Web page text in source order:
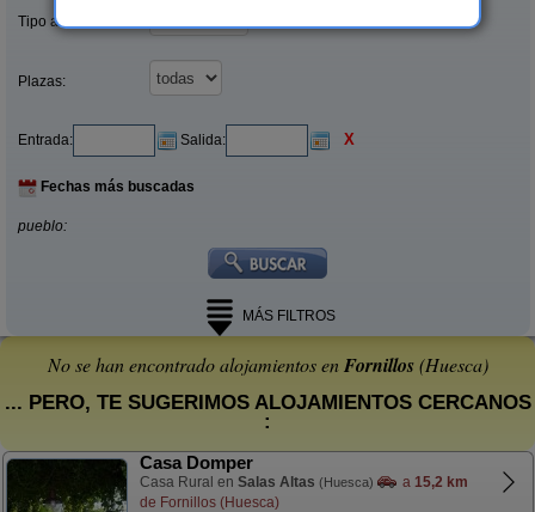
Tipo alquiler:
Plazas:
Entrada: Salida: X
Fechas más buscadas
pueblo:
MÁS FILTROS
No se han encontrado alojamientos enFornillos(Huesca)
... PERO, TE SUGERIMOS ALOJAMIENTOS CERCANOS
:
Casa Domper
Casa Rural en Salas Altas (Huesca) a 15,2 km
de Fornillos (Huesca)